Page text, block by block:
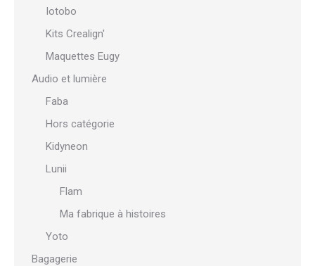
Iotobo
Kits Crealign'
Maquettes Eugy
Audio et lumière
Faba
Hors catégorie
Kidyneon
Lunii
Flam
Ma fabrique à histoires
Yoto
Bagagerie